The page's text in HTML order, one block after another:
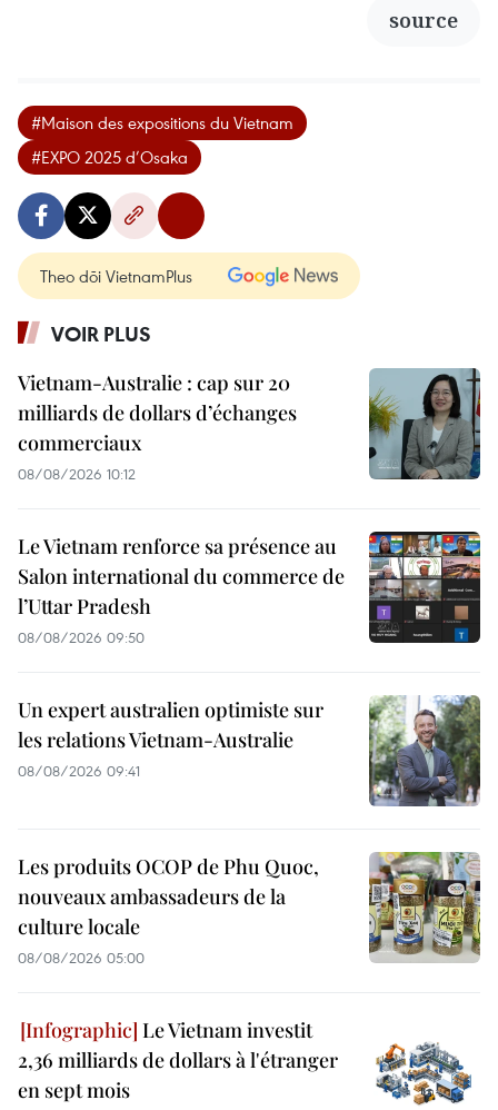
source
#Maison des expositions du Vietnam
#EXPO 2025 d’Osaka
Theo dõi VietnamPlus
VOIR PLUS
Vietnam-Australie : cap sur 20
milliards de dollars d’échanges
commerciaux
08/08/2026 10:12
Le Vietnam renforce sa présence au
Salon international du commerce de
l’Uttar Pradesh
08/08/2026 09:50
Un expert australien optimiste sur
les relations Vietnam-Australie
08/08/2026 09:41
Les produits OCOP de Phu Quoc,
nouveaux ambassadeurs de la
culture locale
08/08/2026 05:00
Le Vietnam investit
2,36 milliards de dollars à l'étranger
en sept mois